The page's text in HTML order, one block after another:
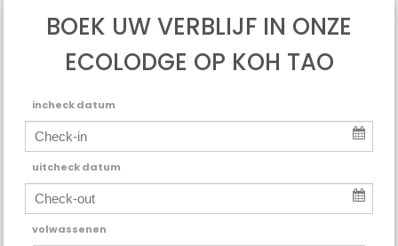
BOEK UW VERBLIJF IN ONZE
ECOLODGE OP KOH TAO
incheck datum
uitcheck datum
volwassenen